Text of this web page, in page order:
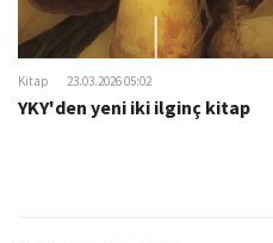
Kitap 23.03.2026 05:02
YKY'den yeni iki ilginç kitap